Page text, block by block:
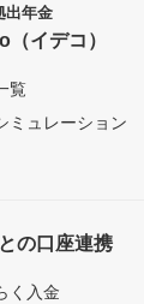
出年金
（イデコ）
覧
ミュレーション
の口座連携
く入金